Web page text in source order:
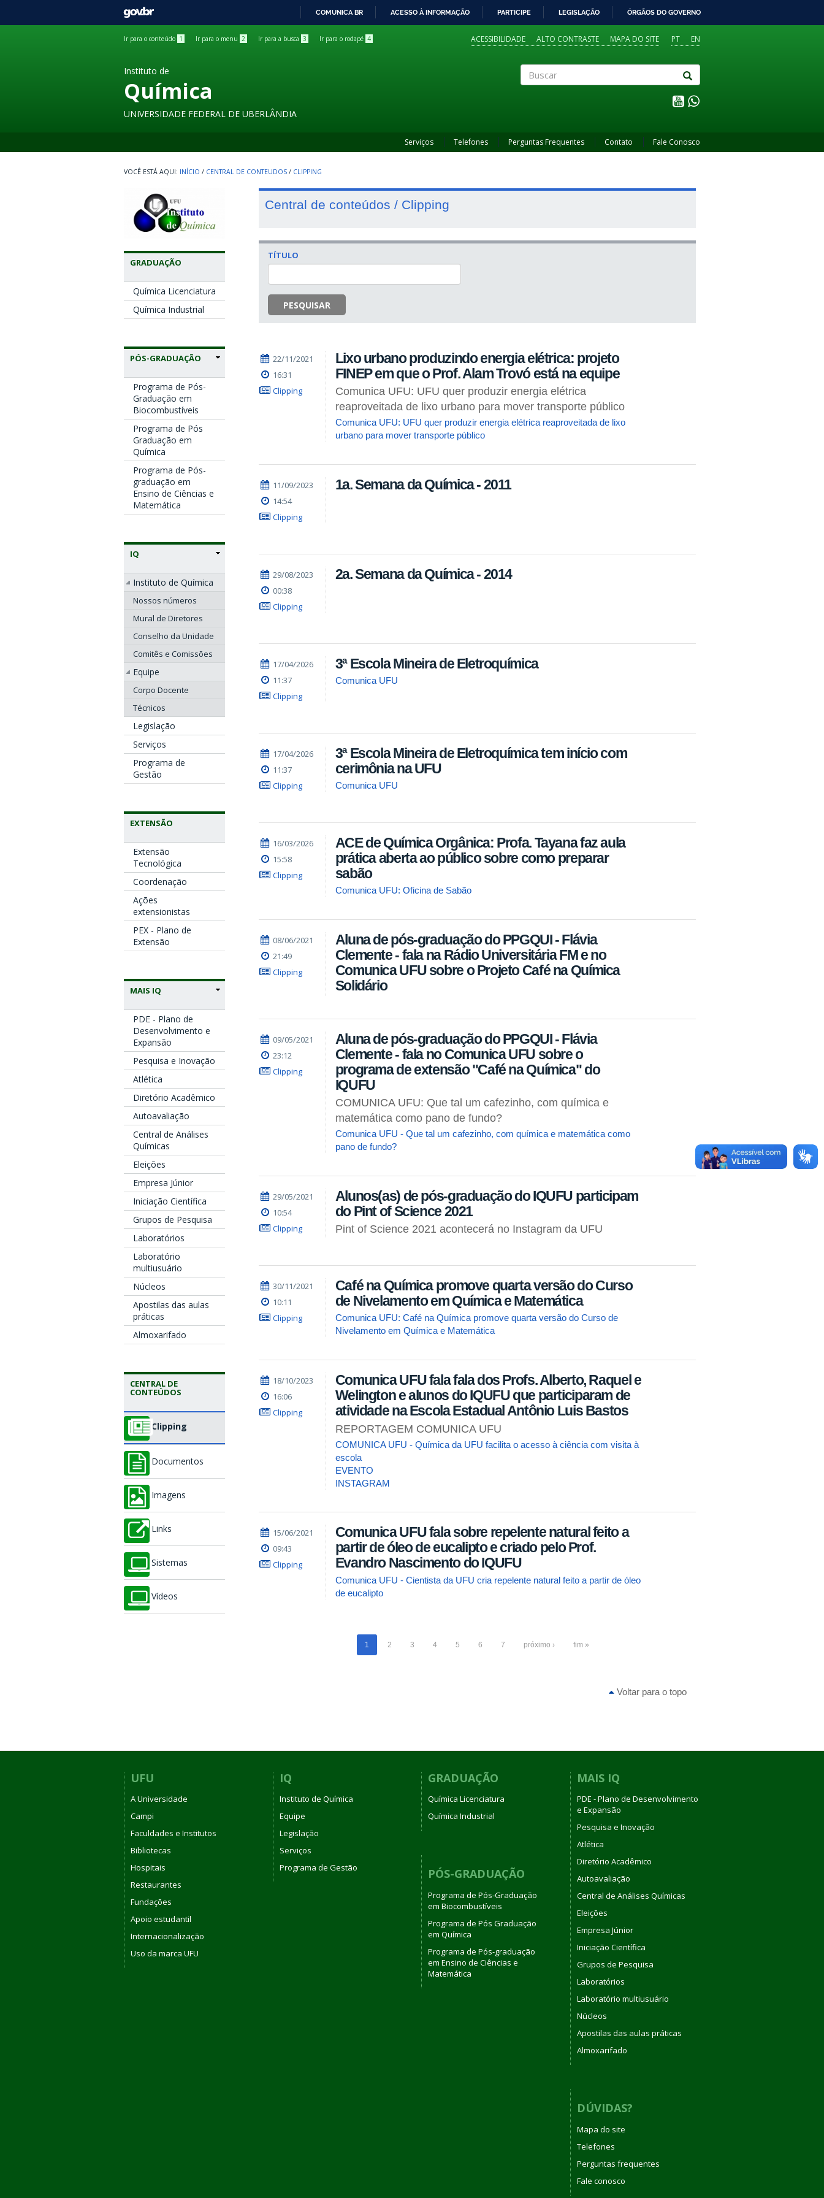
GOVBR
COMUNICA BR ACESSO À INFORMAÇÃO PARTICIPE LEGISLAÇÃO ÓRGÃOS DO GOVERNO
Ir para o conteúdo 1 Ir para o menu 2 Ir para a busca 3 Ir para o rodapé 4 PT EN
ACESSIBILIDADE ALTO CONTRASTE MAPA DO SITE
Instituto de
Química
UNIVERSIDADE FEDERAL DE UBERLÂNDIA
Serviços Telefones Perguntas Frequentes Contato Fale Conosco
INÍCIO / CENTRAL DE CONTEUDOS / CLIPPING
GRADUAÇÃO
Química Licenciatura
Química Industrial
PÓS-GRADUAÇÃO
Programa de Pós-
Graduação em
Biocombustíveis
Programa de Pós
Graduação em
Química
Programa de Pós-
graduação em
Ensino de Ciências e
Matemática
IQ
Instituto de Química
Nossos números
Mural de Diretores
Conselho da Unidade
Comitês e Comissões
Equipe
Corpo Docente
Técnicos
Legislação
Serviços
Programa de
Gestão
EXTENSÃO
Extensão
Tecnológica
Coordenação
Ações
extensionistas
PEX - Plano de
Extensão
MAIS IQ
PDE - Plano de
Desenvolvimento e
Expansão
Pesquisa e Inovação
Atlética
Diretório Acadêmico
Autoavaliação
Central de Análises
Químicas
Eleições
Empresa Júnior
Iniciação Científica
Grupos de Pesquisa
Laboratórios
Laboratório
multiusuário
Núcleos
Apostilas das aulas
práticas
Almoxarifado
CENTRAL DE
CONTEÚDOS
Clipping
Documentos
Imagens
Links
Sistemas
Vídeos
Central de conteúdos / Clipping
TÍTULO
PESQUISAR
22/11/2021
16:31
Clipping
Lixo urbano produzindo energia elétrica: projeto
FINEP em que o Prof. Alam Trovó está na equipe
Comunica UFU: UFU quer produzir energia elétrica
reaproveitada de lixo urbano para mover transporte público
Comunica UFU: UFU quer produzir energia elétrica reaproveitada de lixo
urbano para mover transporte público
11/09/2023
14:54
Clipping
1a. Semana da Química - 2011
29/08/2023
00:38
Clipping
2a. Semana da Química - 2014
17/04/2026
11:37
Clipping
3ª Escola Mineira de Eletroquímica
Comunica UFU
17/04/2026
11:37
Clipping
3ª Escola Mineira de Eletroquímica tem início com
cerimônia na UFU
Comunica UFU
16/03/2026
15:58
Clipping
ACE de Química Orgânica: Profa. Tayana faz aula
prática aberta ao público sobre como preparar
sabão
Comunica UFU: Oficina de Sabão
08/06/2021
21:49
Clipping
Aluna de pós-graduação do PPGQUI - Flávia
Clemente - fala na Rádio Universitária FM e no
Comunica UFU sobre o Projeto Café na Química
Solidário
09/05/2021
23:12
Clipping
Aluna de pós-graduação do PPGQUI - Flávia
Clemente - fala no Comunica UFU sobre o
programa de extensão "Café na Química" do
IQUFU
COMUNICA UFU: Que tal um cafezinho, com química e
matemática como pano de fundo?
Comunica UFU - Que tal um cafezinho, com química e matemática como
pano de fundo?
29/05/2021
10:54
Clipping
Alunos(as) de pós-graduação do IQUFU participam
do Pint of Science 2021
Pint of Science 2021 acontecerá no Instagram da UFU
30/11/2021
10:11
Clipping
Café na Química promove quarta versão do Curso
de Nivelamento em Química e Matemática
Comunica UFU: Café na Química promove quarta versão do Curso de
Nivelamento em Química e Matemática
18/10/2023
16:06
Clipping
Comunica UFU fala fala dos Profs. Alberto, Raquel e
Welington e alunos do IQUFU que participaram de
atividade na Escola Estadual Antônio Luis Bastos
REPORTAGEM COMUNICA UFU
COMUNICA UFU - Química da UFU facilita o acesso à ciência com visita à
escola
EVENTO
INSTAGRAM
15/06/2021
09:43
Clipping
Comunica UFU fala sobre repelente natural feito a
partir de óleo de eucalipto e criado pelo Prof.
Evandro Nascimento do IQUFU
Comunica UFU - Cientista da UFU cria repelente natural feito a partir de óleo
de eucalipto
1 2 3 4 5 6 7 próximo › fim »
Voltar para o topo
UFU
A Universidade
Campi
Faculdades e Institutos
Bibliotecas
Hospitais
Restaurantes
Fundações
Apoio estudantil
Internacionalização
Uso da marca UFU
IQ
Instituto de Química
Equipe
Legislação
Serviços
Programa de Gestão
GRADUAÇÃO
Química Licenciatura
Química Industrial
PÓS-GRADUAÇÃO
Programa de Pós-Graduação
em Biocombustíveis
Programa de Pós Graduação
em Química
Programa de Pós-graduação
em Ensino de Ciências e
Matemática
MAIS IQ
PDE - Plano de Desenvolvimento
e Expansão
Pesquisa e Inovação
Atlética
Diretório Acadêmico
Autoavaliação
Central de Análises Químicas
Eleições
Empresa Júnior
Iniciação Científica
Grupos de Pesquisa
Laboratórios
Laboratório multiusuário
Núcleos
Apostilas das aulas práticas
Almoxarifado
DÚVIDAS?
Mapa do site
Telefones
Perguntas frequentes
Fale conosco